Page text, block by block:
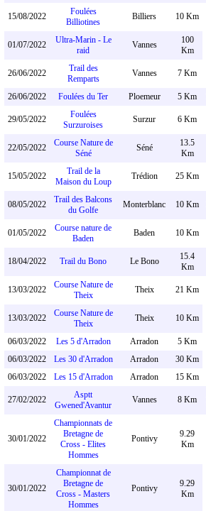
15/08/2022
Foulées
Billiotines
Billiers 10 Km
01/07/2022
Ultra-Marin - Le
raid
Vannes
100
Km
26/06/2022
Trail des
Remparts
Vannes 7 Km
26/06/2022 Foulées du Ter Ploemeur 5 Km
29/05/2022
Foulées
Surzuroises
Surzur 6 Km
22/05/2022
Course Nature de
Séné
Séné
13.5
Km
15/05/2022
Trail de la
Maison du Loup
Trédion 25 Km
08/05/2022
Trail des Balcons
du Golfe
Monterblanc 10 Km
01/05/2022
Course nature de
Baden
Baden 10 Km
18/04/2022 Trail du Bono Le Bono
15.4
Km
13/03/2022
Course Nature de
Theix
Theix 21 Km
13/03/2022
Course Nature de
Theix
Theix 10 Km
06/03/2022 Les 5 d'Arradon Arradon
5 Km
06/03/2022
Les 30 d'Arradon Arradon
30 Km
06/03/2022
Les 15 d'Arradon Arradon 15 Km
27/02/2022
Asptt
Gwened'Avantur
Vannes 8 Km
30/01/2022
Championnats de
Bretagne de
Cross - Elites
Hommes
Pontivy
9.29
Km
30/01/2022
Championnat de
Bretagne de
Cross - Masters
Hommes
Pontivy
9.29
Km